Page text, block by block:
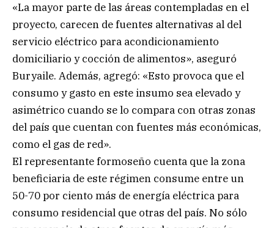
«La mayor parte de las áreas contempladas en el
proyecto, carecen de fuentes alternativas al del
servicio eléctrico para acondicionamiento
domiciliario y cocción de alimentos», aseguró
Buryaile. Además, agregó: «Esto provoca que el
consumo y gasto en este insumo sea elevado y
asimétrico cuando se lo compara con otras zonas
del país que cuentan con fuentes más económicas,
como el gas de red».
El representante formoseño cuenta que la zona
beneficiaria de este régimen consume entre un
50-70 por ciento más de energía eléctrica para
consumo residencial que otras del país. No sólo